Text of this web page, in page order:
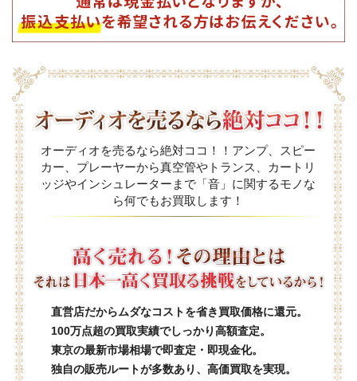
オーディオを売るなら絶対ココ！！アンプ、スピー
カー、プレーヤーから真空管やトランス、カートリ
ッジやインシュレーターまで「音」に関するモノな
ら何でもお買取します！
直営店だからムダなコストを省き買取価格に還元。
100万点超の買取実績でしっかり高額査定。
東京の最新市場相場で即査定・即現金化。
独自の販売ルートが多数あり、高価買取を実現。